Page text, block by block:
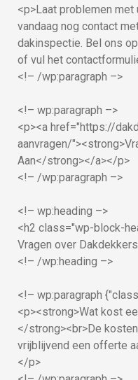
<p>Laat problemen
vandaag nog contact
dakinspectie. Bel ons
of vul het
<!– /wp:paragraph –>
<!– wp:paragraph –>
<p><a href="https://
aanvragen/
Aan</strong></a></p>
<!– /wp:paragraph –>
<!– wp:heading –>
<h2 class="wp-block-
Vragen over
<!– /wp:heading –>
<!– wp:paragraph
<p><strong>Wat kost
</strong><br>De
vrijblijvend een offerte
</p>